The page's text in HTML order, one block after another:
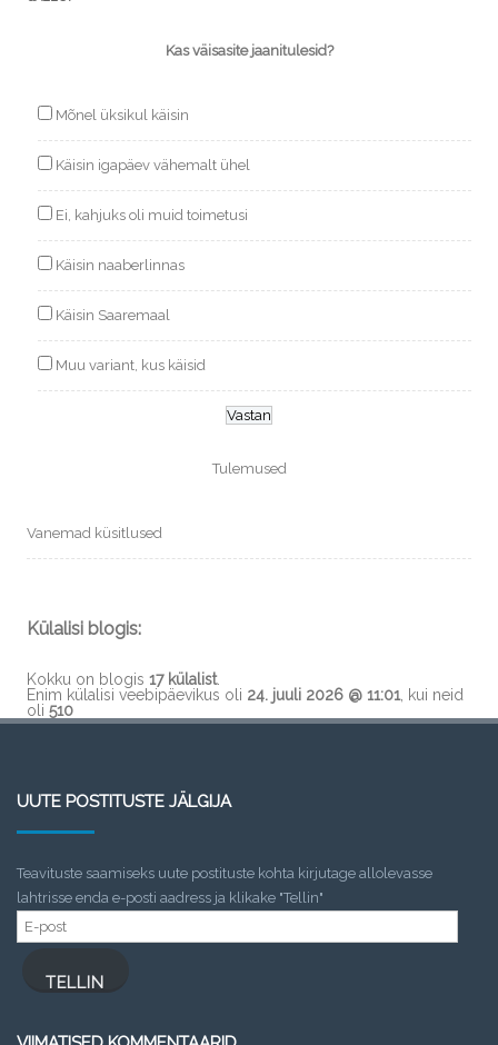
Kas väisasite jaanitulesid?
Mõnel üksikul käisin
Käisin igapäev vähemalt ühel
Ei, kahjuks oli muid toimetusi
Käisin naaberlinnas
Käisin Saaremaal
Muu variant, kus käisid
Tulemused
Vanemad küsitlused
Külalisi blogis:
Kokku on blogis 17 külalist.
Enim külalisi veebipäevikus oli 24. juuli 2026 @ 11:01 , kui neid
oli 510
UUTE POSTITUSTE JÄLGIJA
Teavituste saamiseks uute postituste kohta kirjutage allolevasse
lahtrisse enda e-posti aadress ja klikake "Tellin"
E-
post
TELLIN